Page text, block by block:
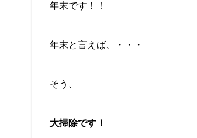
年末です！！
年末と言えば、・・・
そう、
大掃除です！